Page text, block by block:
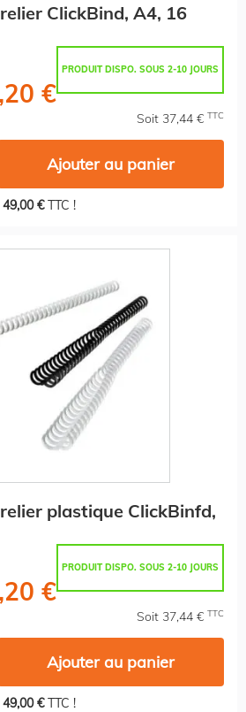
ClickBind, A4, 16
PRODUIT DISPO. SOUS 2-10 JOURS
€
Soit 37,44 € TTC
Ajouter au panier
49,00 €TTC !
plastique ClickBinfd,
PRODUIT DISPO. SOUS 2-10 JOURS
€
Soit 37,44 € TTC
Ajouter au panier
49,00 €TTC !